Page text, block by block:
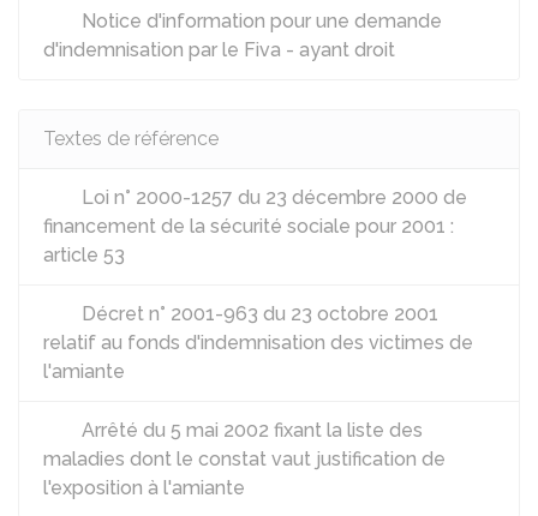
Notice d'information pour une demande
d'indemnisation par le Fiva - ayant droit
Textes de référence
Loi n° 2000-1257 du 23 décembre 2000 de
financement de la sécurité sociale pour 2001 :
article 53
Décret n° 2001-963 du 23 octobre 2001
relatif au fonds d'indemnisation des victimes de
l'amiante
Arrêté du 5 mai 2002 fixant la liste des
maladies dont le constat vaut justification de
l'exposition à l'amiante